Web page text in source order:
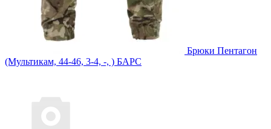
Брюки Пентагон
(Мультикам, 44-46, 3-4, -, ) БАРС